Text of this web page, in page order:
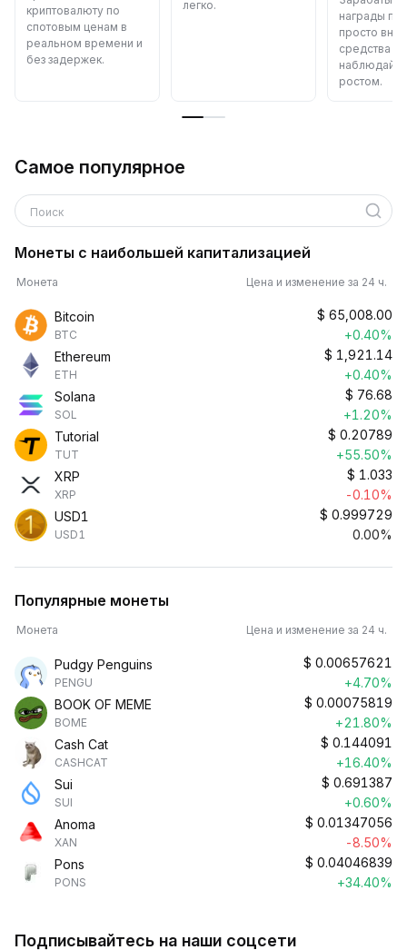
криптовалюту по
спотовым ценам в
реальном времени и
без задержек.
легко.
награды
просто
средства и
наблюдайте
ростом.
Самое популярное
Поиск
Монеты с наибольшей капитализацией
Монета Цена и изменение за 24 ч.
Bitcoin
BTC
$ 65,008.00
+0.40%
Ethereum
ETH
$ 1,921.14
+0.40%
Solana
SOL
$ 76.68
+1.20%
Tutorial
TUT
$ 0.20789
+55.50%
XRP
XRP
$ 1.033
-0.10%
USD1
USD1
$ 0.999729
0.00%
Популярные монеты
Монета Цена и изменение за 24 ч.
Pudgy Penguins
PENGU
$ 0.00657621
+4.70%
BOOK OF MEME
BOME
$ 0.00075819
+21.80%
Cash Cat
CASHCAT
$ 0.144091
+16.40%
Sui
SUI
$ 0.691387
+0.60%
Anoma
XAN
$ 0.01347056
-8.50%
Pons
PONS
$ 0.04046839
+34.40%
Подписывайтесь на наши соцсети